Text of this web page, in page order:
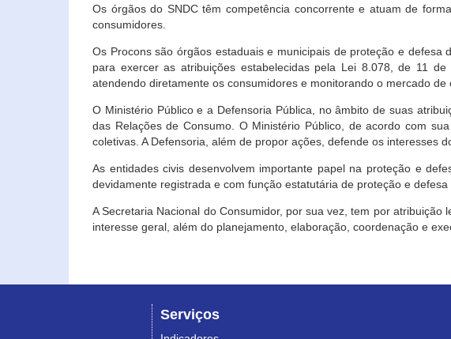
Os órgãos do SNDC têm competência concorrente e atuam de
consumidores.
Os Procons são órgãos estaduais e municipais de proteção e defesa
para exercer as atribuições estabelecidas pela Lei 8.078, de 11
atendendo diretamente os consumidores e monitorando o mercado
O Ministério Público e a Defensoria Pública, no âmbito de suas
das Relações de Consumo. O Ministério Público, de acordo com
coletivas. A Defensoria, além de propor ações, defende os interesses
As entidades civis desenvolvem importante papel na proteção e
devidamente registrada e com função estatutária de proteção e defesa
A Secretaria Nacional do Consumidor, por sua vez, tem por
interesse geral, além do planejamento, elaboração, coordenação e
Serviços